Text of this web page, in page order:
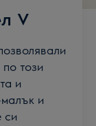
V
този
и
и
си